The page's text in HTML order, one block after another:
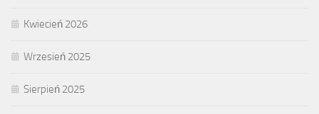
Kwiecień 2026
Wrzesień 2025
Sierpień 2025